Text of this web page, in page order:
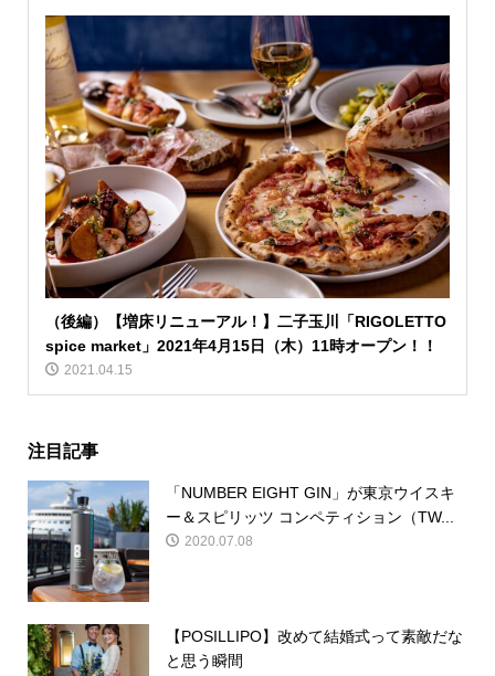
（後編）【増床リニューアル！】二子玉川「RIGOLETTO
spice market」2021年4月15日（木）11時オープン！！
2021.04.15
注目記事
「NUMBER EIGHT GIN」が東京ウイスキ
ー＆スピリッツ コンペティション（TW...
2020.07.08
【POSILLIPO】改めて結婚式って素敵だな
と思う瞬間